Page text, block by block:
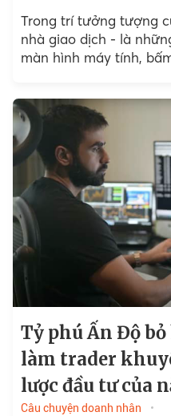
Trong trí tưởng tượng
nhà giao dịch - là
màn hình máy tính,
Tỷ phú Ấn Độ bỏ
làm trader
lược đầu tư của
Câu chuyện doanh nhân